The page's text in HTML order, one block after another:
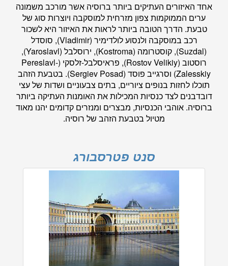
אחד האיזורים העתיקים ביותר ברוסיה אשר מורכב משמונה
ערים הממוקמות צפון מזרחית למוסקבה ויוצרות סוג של
טבעת. הדרך הטובה ביותר לראות את האיזור היא לשכור
רכב במוסקבה ולנסוע לולדימיר (Vladimir), סוסדל
(Suzdal), קוסטרומה (Kostroma), ירוסלבל (Yaroslavl),
רוסטוב (Rostov Velikiy), פראיסלבל-זלסקי (Pereslavl-
Zalesskiy) וסרגייב פוסד (Sergiev Posad). בטבעת הזהב
תוכלו לחזות בנופים ציוריים, בתים צבעוניים ושדות של עצי
דובדבנים לצד כנסיות המכילות את האומנות העתיקה ביותר
ברוסיה. אוהבי הכנסיות, מבצרים ומנזרים קדומים יהנו מאוד
מטיול בטבעת הזהב של רוסיה.
סנט פטרסבורג